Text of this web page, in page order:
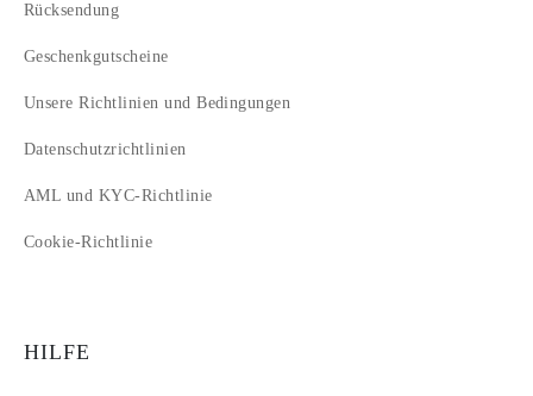
Rücksendung
Geschenkgutscheine
Unsere Richtlinien und Bedingungen
Datenschutzrichtlinien
AML und KYC-Richtlinie
Cookie-Richtlinie
HILFE